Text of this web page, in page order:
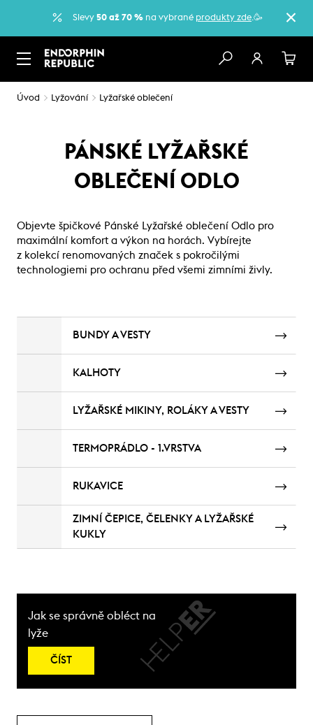
Slevy 50 až 70 % na vybrané produkty zde.🥳
Úvod Lyžování Lyžařské oblečení
PÁNSKÉ LYŽAŘSKÉ
OBLEČENÍ ODLO
Objevte špičkové Pánské Lyžařské oblečení Odlo pro
maximální komfort a výkon na horách. Vybírejte
z kolekcí renomovaných značek s pokročilými
technologiemi pro ochranu před všemi zimními živly.
BUNDY A VESTY
KALHOTY
LYŽAŘSKÉ MIKINY, ROLÁKY A VESTY
TERMOPRÁDLO - 1.VRSTVA
RUKAVICE
ZIMNÍ ČEPICE, ČELENKY A LYŽAŘSKÉ
KUKLY
Jak se správně obléct na
lyže
ČÍST